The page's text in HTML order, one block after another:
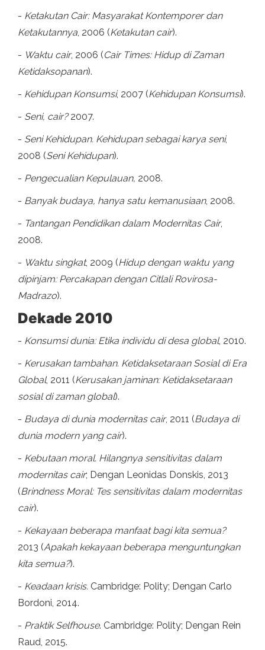
- Ketakutan Cair: Masyarakat Kontemporer dan
Ketakutannya, 2006 (Ketakutan cair).
- Waktu cair, 2006 (Cair Times: Hidup di Zaman
Ketidaksopanan).
- Kehidupan Konsumsi, 2007 (Kehidupan Konsumsi).
- Seni, cair?2007.
- Seni Kehidupan. Kehidupan sebagai karya seni,
2008 (Seni Kehidupan).
- Pengecualian Kepulauan, 2008.
- Banyak budaya, hanya satu kemanusiaan, 2008.
- Tantangan Pendidikan dalam Modernitas Cair,
2008.
- Waktu singkat, 2009 (Hidup dengan waktu yang
dipinjam: Percakapan dengan Citlali Rovirosa-
Madrazo).
Dekade 2010
- Konsumsi dunia: Etika individu di desa global, 2010.
- Kerusakan tambahan. Ketidaksetaraan Sosial di Era
Global, 2011 (Kerusakan jaminan: Ketidaksetaraan
sosial di zaman global).
- Budaya di dunia modernitas cair, 2011 (Budaya di
dunia modern yang cair).
- Kebutaan moral. Hilangnya sensitivitas dalam
modernitas cair; Dengan Leonidas Donskis, 2013
(Brindness Moral: Tes sensitivitas dalam modernitas
cair).
- Kekayaan beberapa manfaat bagi kita semua?
2013 (Apakah kekayaan beberapa menguntungkan
kita semua?).
- Keadaan krisis. Cambridge: Polity; Dengan Carlo
Bordoni, 2014.
- Praktik Selfhouse. Cambridge: Polity; Dengan Rein
Raud, 2015.